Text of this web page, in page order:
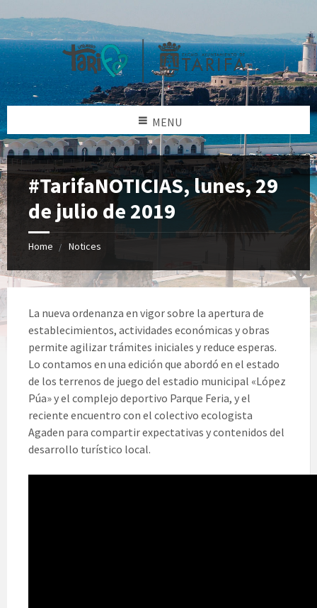
MENU
#TarifaNOTICIAS, lunes, 29
de julio de 2019
Home Notices
La nueva ordenanza en vigor sobre la apertura de
establecimientos, actividades económicas y obras
permite agilizar trámites iniciales y reduce esperas.
Lo contamos en una edición que abordó en el estado
de los terrenos de juego del estadio municipal «López
Púa» y el complejo deportivo Parque Feria, y el
reciente encuentro con el colectivo ecologista
Agaden para compartir expectativas y contenidos del
desarrollo turístico local.